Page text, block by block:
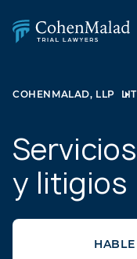
COHENMALAD, LLP
y litigios